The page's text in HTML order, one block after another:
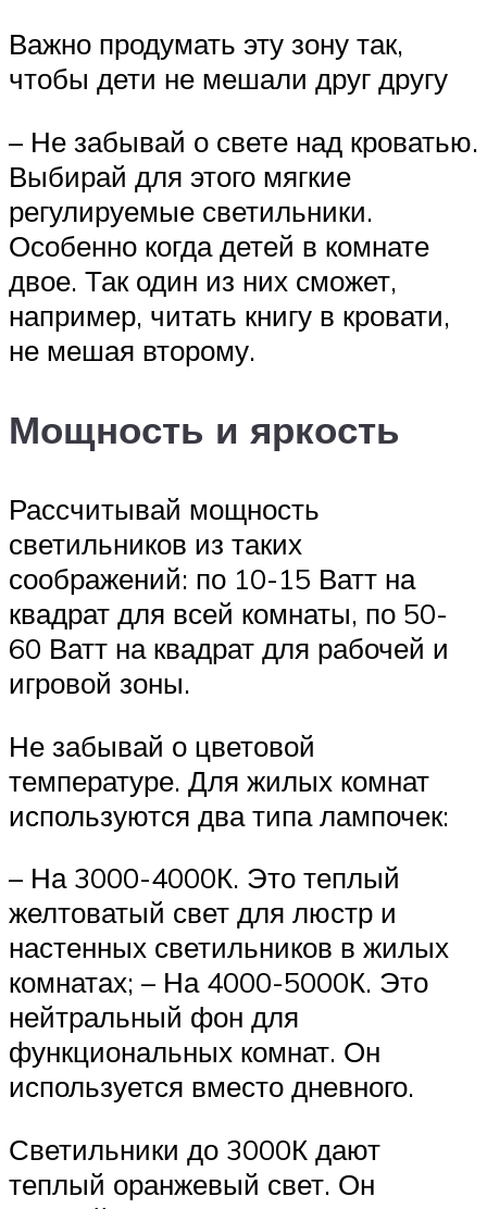
Важно продумать эту зону так,
чтобы дети не мешали друг другу
– Не забывай о свете над кроватью.
Выбирай для этого мягкие
регулируемые светильники.
Особенно когда детей в комнате
двое. Так один из них сможет,
например, читать книгу в кровати,
не мешая второму.
Мощность и яркость
Рассчитывай мощность
светильников из таких
соображений: по 10-15 Ватт на
квадрат для всей комнаты, по 50-
60 Ватт на квадрат для рабочей и
игровой зоны.
Не забывай о цветовой
температуре. Для жилых комнат
используются два типа лампочек:
– На 3000-4000К. Это теплый
желтоватый свет для люстр и
настенных светильников в жилых
комнатах; – На 4000-5000К. Это
нейтральный фон для
функциональных комнат. Он
используется вместо дневного.
Светильники до 3000К дают
теплый оранжевый свет. Он